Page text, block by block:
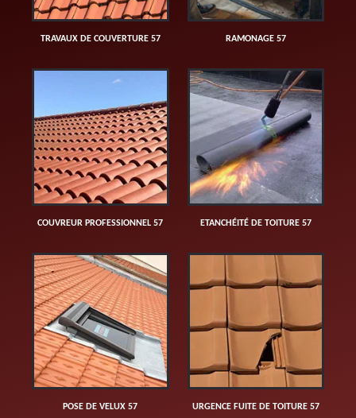
TRAVAUX DE COUVERTURE 57 RAMONAGE 57
COUVREUR PROFESSIONNEL 57 ETANCHÉITÉ DE TOITURE 57
POSE DE VELUX 57 URGENCE FUITE DE TOITURE 57